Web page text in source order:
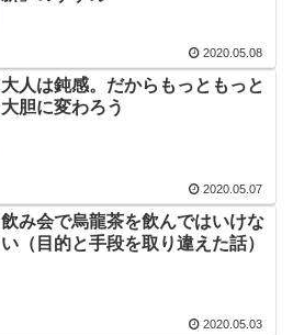
2020.05.08
大人は鈍感。だからもっともっと
大胆に変わろう
2020.05.07
飲み会で烏龍茶を飲んではいけな
い（目的と手段を取り違えた話）
2020.05.03